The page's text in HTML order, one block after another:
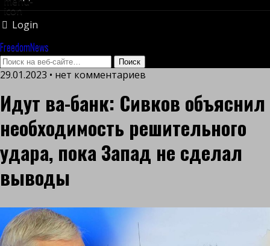
Login
FreedomNews
29.01.2023 • нет комментариев
Идут ва-банк: Сивков объяснил
необходимость решительного
удара, пока Запад не сделал
выводы